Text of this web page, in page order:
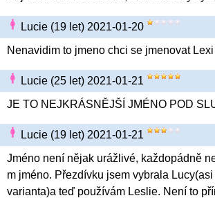
Lucie (19 let) 2021-01-20
Nenavidim to jmeno chci se jmenovat Lexi
Lucie (25 let) 2021-01-21
JE TO NEJKRÁSNĚJŠÍ JMÉNO POD
Lucie (19 let) 2021-01-21
Jméno není nějak urážlivé, každopádně
m jméno. Přezdívku jsem vybrala
varianta)a teď používám Leslie. Není to